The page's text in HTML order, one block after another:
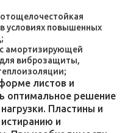
условиях повышенных
амортизирующей
виброзащиты,
листов и
оптимальное решение
Пластины и
и